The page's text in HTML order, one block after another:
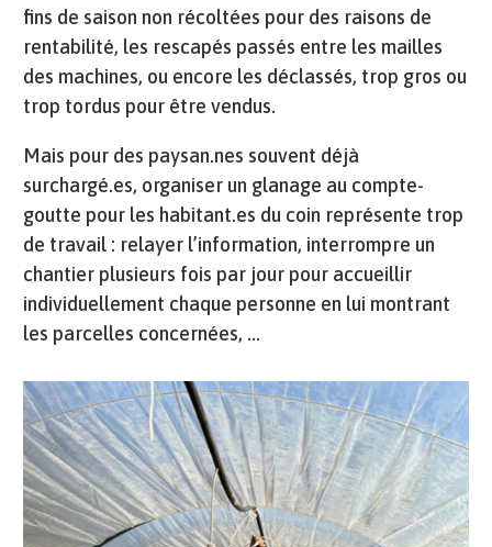
fins de saison non récoltées pour des raisons de
rentabilité, les rescapés passés entre les mailles
des machines, ou encore les déclassés, trop gros ou
trop tordus pour être vendus.
Mais pour des paysan.nes souvent déjà
surchargé.es, organiser un glanage au compte-
goutte pour les habitant.es du coin représente trop
de travail : relayer l’information, interrompre un
chantier plusieurs fois par jour pour accueillir
individuellement chaque personne en lui montrant
les parcelles concernées, ...